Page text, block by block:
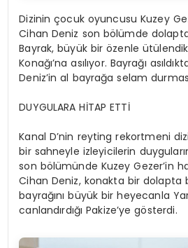
Dizinin çocuk oyuncusu Kuzey
Cihan Deniz son bölümde
Bayrak, büyük bir özenle
Konağı’na asılıyor. Bayrağı
Deniz’in al bayrağa selam
DUYGULARA HİTAP ETTİ
Kanal D’nin reyting rekortmeni
bir sahneyle izleyicilerin
son bölümünde Kuzey Gezer’in
Cihan Deniz, konakta bir dolapta
bayrağını büyük bir heyecanla
canlandırdığı Pakize’ye gösterdi.